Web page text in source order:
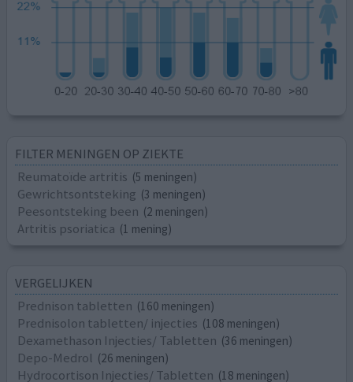
FILTER MENINGEN OP ZIEKTE
Reumatoïde artritis (5 meningen)
Gewrichtsontsteking (3 meningen)
Peesontsteking been (2 meningen)
Artritis psoriatica (1 mening)
VERGELIJKEN
Prednison tabletten (160 meningen)
Prednisolon tabletten/ injecties (108 meningen)
Dexamethason Injecties/ Tabletten (36 meningen)
Depo-Medrol (26 meningen)
Hydrocortison Injecties/ Tabletten (18 meningen)